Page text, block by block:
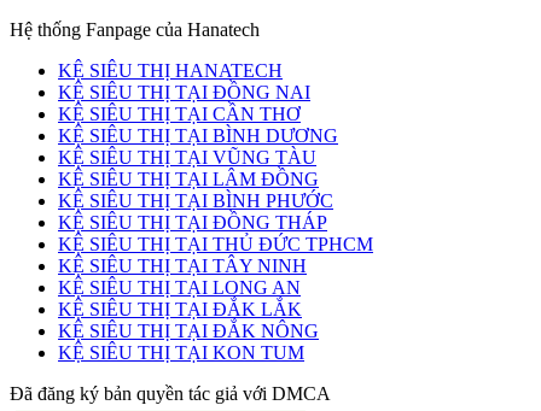
Hệ thống Fanpage của Hanatech
KỆ SIÊU THỊ HANATECH
KỆ SIÊU THỊ TẠI ĐỒNG NAI
KỆ SIÊU THỊ TẠI CẦN THƠ
KỆ SIÊU THỊ TẠI BÌNH DƯƠNG
KỆ SIÊU THỊ TẠI VŨNG TÀU
KỆ SIÊU THỊ TẠI LÂM ĐỒNG
KỆ SIÊU THỊ TẠI BÌNH PHƯỚC
KỆ SIÊU THỊ TẠI ĐỒNG THÁP
KỆ SIÊU THỊ TẠI THỦ ĐỨC TPHCM
KỆ SIÊU THỊ TẠI TÂY NINH
KỆ SIÊU THỊ TẠI LONG AN
KỆ SIÊU THỊ TẠI ĐẮK LẮK
KỆ SIÊU THỊ TẠI ĐẮK NÔNG
KỆ SIÊU THỊ TẠI KON TUM
Đã đăng ký bản quyền tác giả với DMCA